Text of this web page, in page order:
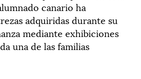
canario ha
adquiridas durante su
mediante exhibiciones
una de las familias